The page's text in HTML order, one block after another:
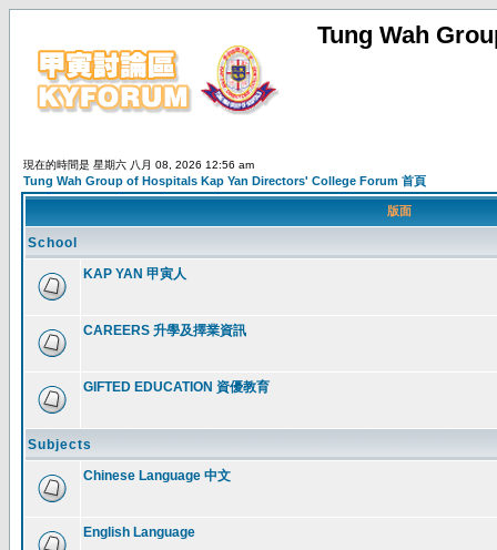
Tung Wah
現在的時間是 星期六 八月 08, 2026 12:56 am
Tung Wah Group of Hospitals Kap Yan Directors' College Forum 首頁
版面
School
KAP YAN 甲寅人
CAREERS 升學及擇業資訊
GIFTED EDUCATION 資優教育
Subjects
Chinese Language 中文
English Language